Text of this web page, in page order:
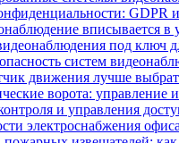
GDPR
вписывается
под ключ
систем
движения лучше
ворота: управление
и управления
электроснабжения офиса